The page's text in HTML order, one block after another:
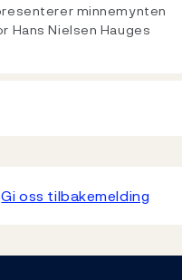
minnemynten
Hans Nielsen Hauges
Gi oss tilbakemelding